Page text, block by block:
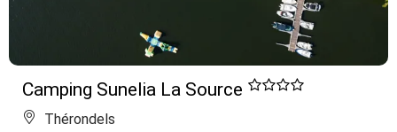
Camping Sunelia La Source
Thérondels